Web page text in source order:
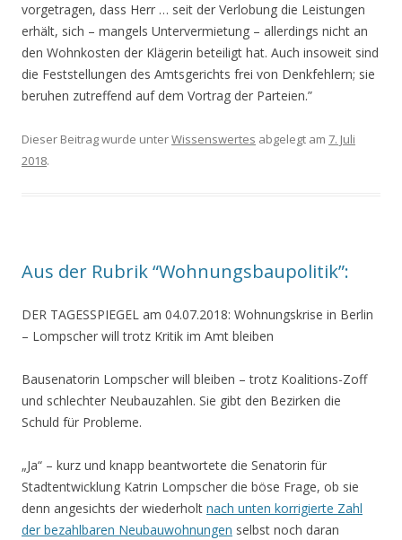
vorgetragen, dass Herr … seit der Verlobung die Leistungen
erhält, sich – mangels Untervermietung – allerdings nicht an
den Wohnkosten der Klägerin beteiligt hat. Auch insoweit sind
die Feststellungen des Amtsgerichts frei von Denkfehlern; sie
beruhen zutreffend auf dem Vortrag der Parteien.”
Dieser Beitrag wurde unterWissenswertes abgelegt am 7. Juli
2018.
Aus der Rubrik “Wohnungsbaupolitik”:
DER TAGESSPIEGEL am 04.07.2018: Wohnungskrise in Berlin
– Lompscher will trotz Kritik im Amt bleiben
Bausenatorin Lompscher will bleiben – trotz Koalitions-Zoff
und schlechter Neubauzahlen. Sie gibt den Bezirken die
Schuld für Probleme.
„Ja“ – kurz und knapp beantwortete die Senatorin für
Stadtentwicklung Katrin Lompscher die böse Frage, ob sie
denn angesichts der wiederholt nach unten korrigierte Zahl
der bezahlbaren Neubauwohnungen selbst noch daran